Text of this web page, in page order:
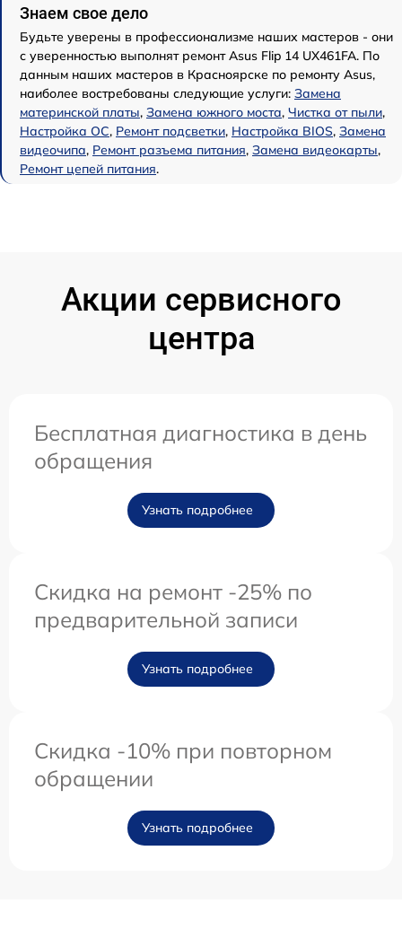
Знаем свое дело
Будьте уверены в профессионализме наших мастеров - они
с уверенностью выполнят ремонт Asus Flip 14 UX461FA. По
данным наших мастеров в Красноярске по ремонту Asus,
наиболее востребованы следующие услуги: Замена
материнской платы, Замена южного моста, Чистка от пыли,
Настройка ОС, Ремонт подсветки, Настройка BIOS, Замена
видеочипа, Ремонт разъема питания, Замена видеокарты,
Ремонт цепей питания.
Акции сервисного
центра
Бесплатная диагностика в день
обращения
Узнать подробнее
Скидка на ремонт -25% по
предварительной записи
Узнать подробнее
Скидка -10% при повторном
обращении
Узнать подробнее